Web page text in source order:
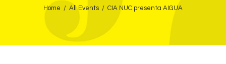
Home All Events CIA NUC presenta AIGUA